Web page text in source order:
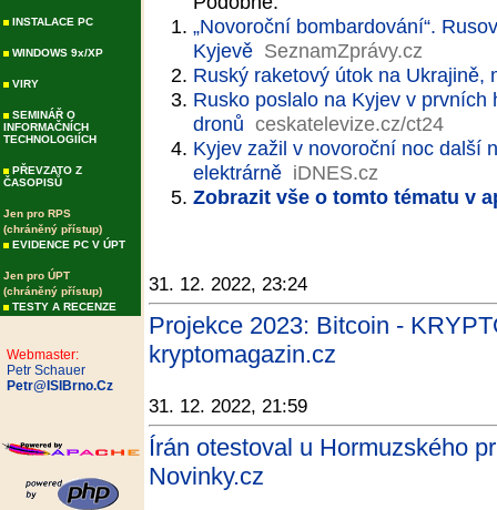
INSTALACE PC
WINDOWS 9x/XP
VIRY
SEMINÁŘ O
INFORMAČNÍCH
TECHNOLOGIÍCH
PŘEVZATO Z
ČASOPISŮ
Jen pro RPS
(chráněný přístup)
EVIDENCE PC V ÚPT
Jen pro ÚPT
(chráněný přístup)
TESTY A RECENZE
Webmaster:
Petr Schauer
Petr@ISIBrno.Cz
„Novoroční bombardování“.
Kyjevě SeznamZprávy.cz
Ruský raketový útok na Ukrajině,
Rusko poslalo na Kyjev v
dronů ceskatelevize.cz/ct24
Kyjev zažil v novoroční noc další
elektrárně iDNES.cz
Zobrazit vše o tomto tématu v
31. 12. 2022, 23:24
Projekce 2023: Bitcoin -
kryptomagazin.cz
31. 12. 2022, 21:59
Írán otestoval u Hormuzského
Novinky.cz